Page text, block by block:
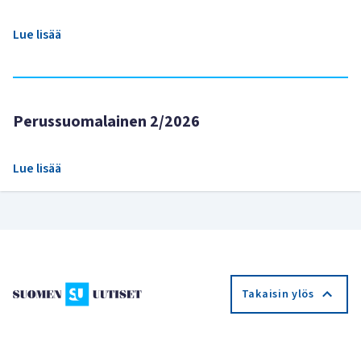
Lue lisää
Perussuomalainen 2/2026
Lue lisää
Takaisin ylös